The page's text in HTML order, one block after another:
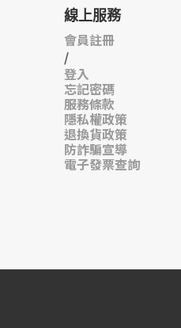
線上服務
會員註冊
/
登入
忘記密碼
服務條款
隱私權政策
退換貨政策
防詐騙宣導
電子發票查詢